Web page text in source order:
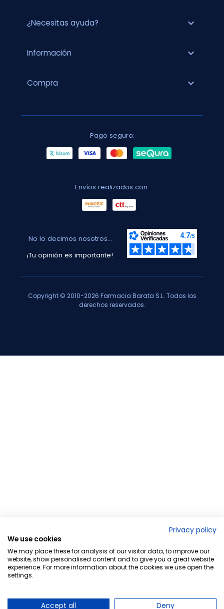
¿Necesitas ayuda? expand_more
Información expand_more
Compra expand_more
Pago seguro:
Envíos realizados con:
No lo decimos nosotros...
¡Tu opinión es importante!
Copyright © 2010-2026 Farmacia Barata S.L. Todos los
derechos reservados.
Privacy policy
We use cookies
We may place these for analysis of our visitor data, to improve our
website, show personalised content and to give you a great website
experience. For more information about the cookies we use open the
settings.
Accept all Deny